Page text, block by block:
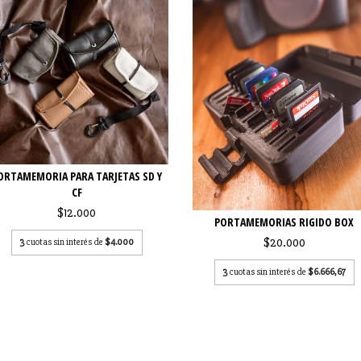
PARA TARJETAS SD Y
CF
$12.000
3 cuotas sin interés de $4.000
PORTAMEMORIAS RIGIDO BOX
$20.000
3 cuotas sin interés de $6.666,67